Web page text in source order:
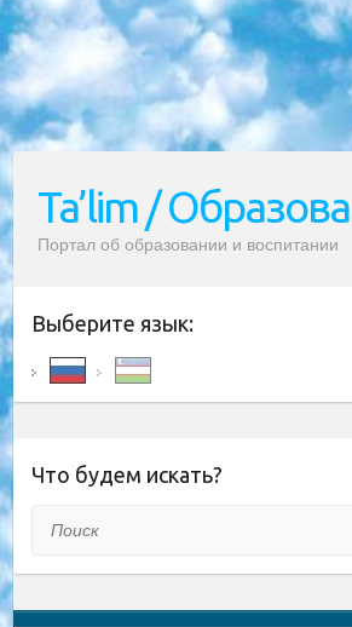
Ta’lim /
Портал об образовании и воспитании
Выберите язык:
Что будем искать?